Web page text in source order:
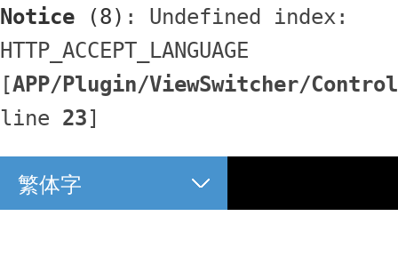
Notice (8) : Undefined index:
HTTP_ACCEPT_LANGUAGE
[APP/Plugin/ViewSwitcher/
line 23]
繁体字